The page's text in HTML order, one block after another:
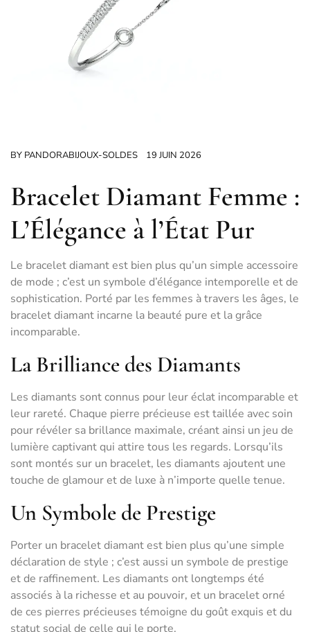
BY PANDORABIJOUX-SOLDES 19 JUIN 2026
Bracelet Diamant Femme :
L’Élégance à l’État Pur
Le bracelet diamant est bien plus qu’un simple accessoire
de mode ; c’est un symbole d’élégance intemporelle et de
sophistication. Porté par les femmes à travers les âges, le
bracelet diamant incarne la beauté pure et la grâce
incomparable.
La Brilliance des Diamants
Les diamants sont connus pour leur éclat incomparable et
leur rareté. Chaque pierre précieuse est taillée avec soin
pour révéler sa brillance maximale, créant ainsi un jeu de
lumière captivant qui attire tous les regards. Lorsqu’ils
sont montés sur un bracelet, les diamants ajoutent une
touche de glamour et de luxe à n’importe quelle tenue.
Un Symbole de Prestige
Porter un bracelet diamant est bien plus qu’une simple
déclaration de style ; c’est aussi un symbole de prestige
et de raffinement. Les diamants ont longtemps été
associés à la richesse et au pouvoir, et un bracelet orné
de ces pierres précieuses témoigne du goût exquis et du
statut social de celle qui le porte.